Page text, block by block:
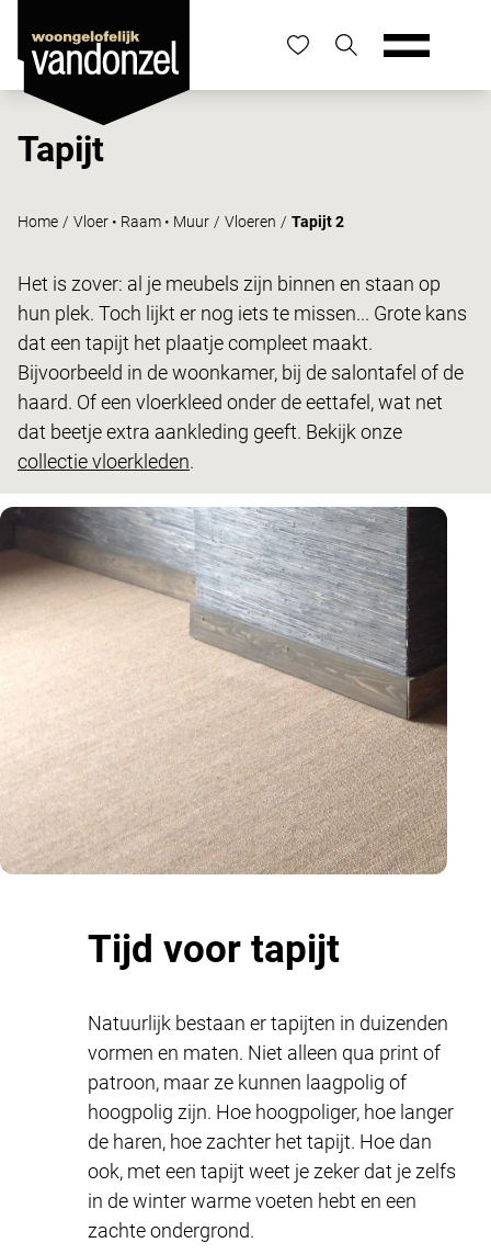
Tapijt
Home / Vloer • Raam • Muur / Vloeren / Tapijt 2
Het is zover: al je meubels zijn binnen en staan op
hun plek. Toch lijkt er nog iets te missen... Grote kans
dat een tapijt het plaatje compleet maakt.
Bijvoorbeeld in de woonkamer, bij de salontafel of de
haard. Of een vloerkleed onder de eettafel, wat net
dat beetje extra aankleding geeft. Bekijk onze
collectie vloerkleden.
Tijd voor tapijt
Natuurlijk bestaan er tapijten in duizenden
vormen en maten. Niet alleen qua print of
patroon, maar ze kunnen laagpolig of
hoogpolig zijn. Hoe hoogpoliger, hoe langer
de haren, hoe zachter het tapijt. Hoe dan
ook, met een tapijt weet je zeker dat je zelfs
in de winter warme voeten hebt en een
zachte ondergrond.